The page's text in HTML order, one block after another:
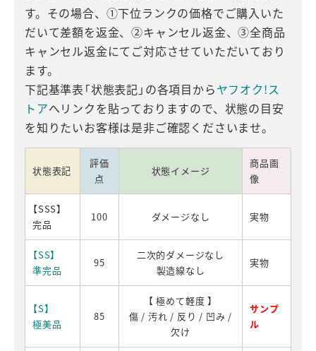
す。その場合、①下位ランクの価格でご購入いた
だいて差額を返金、②キャンセル返金、③全商品
キャンセル返金にてご対応させていただいており
ます。
下記基準表「状態表記」の各項目からヤフオク!ス
トアへリンクを貼っておりますので、状態の目安
を知りたいお客様は是非ご確認くださいませ。
状態表記
評価
点
状態イメージ
商品画
像
【SSS】
完品
100 ダメージなし 実物
【SS】
準完品
95
二次的ダメージなし
製造線なし
実物
【S】
極美品
85
【 極めて軽度 】
傷 / 汚れ / 反り / 凹み /
欠け
サンプ
ル